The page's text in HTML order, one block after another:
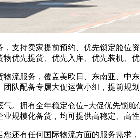
持卖家提前预约、优先锁定舱位
优先提货、优先入库、优先装机、
服务，覆盖美欧日、东南亚、中
队配备专属大促运营小组，提前规
拥有全年稳定仓位+大促优先锁舱
规模化备货，均可提供高稳定、高
有任何国际物流方面的服务需求